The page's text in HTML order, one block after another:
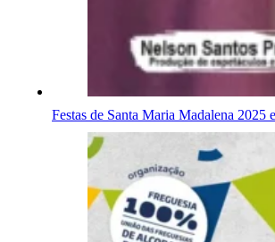
Festas de Santa Maria Madalena 2025